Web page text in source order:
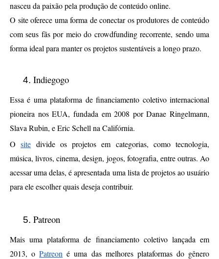
nasceu da paixão pela produção de conteúdo online.
O site oferece uma forma de conectar os produtores de conteúdo
com seus fãs por meio do crowdfunding recorrente, sendo uma
forma ideal para manter os projetos sustentáveis a longo prazo.
Indiegogo
Essa é uma plataforma de financiamento coletivo internacional
pioneira nos EUA, fundada em 2008 por Danae Ringelmann,
Slava Rubin, e Eric Schell na Califórnia.
O site divide os projetos em categorias, como tecnologia,
música, livros, cinema, design, jogos, fotografia, entre outras. Ao
acessar uma delas, é apresentada uma lista de projetos ao usuário
para ele escolher quais deseja contribuir.
Patreon
Mais uma plataforma de financiamento coletivo lançada em
2013, o Patreon é uma das melhores plataformas do gênero